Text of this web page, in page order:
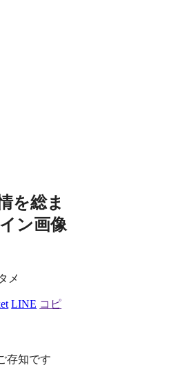
を総ま
ン画像
メ
LINE コピ
存知です